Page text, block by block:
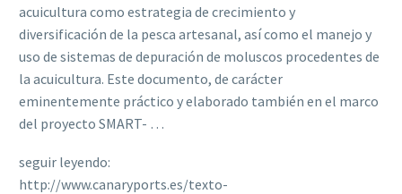
acuicultura como estrategia de crecimiento y
diversificación de la pesca artesanal, así como el manejo y
uso de sistemas de depuración de moluscos procedentes de
la acuicultura. Este documento, de carácter
eminentemente práctico y elaborado también en el marco
del proyecto SMART- …
seguir leyendo:
http://www.canaryports.es/texto-